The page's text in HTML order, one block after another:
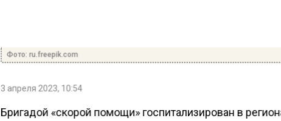
Фото: ru.freepik.com
3 апреля 2023, 10:54
Бригадой «скорой помощи» госпитализирован в